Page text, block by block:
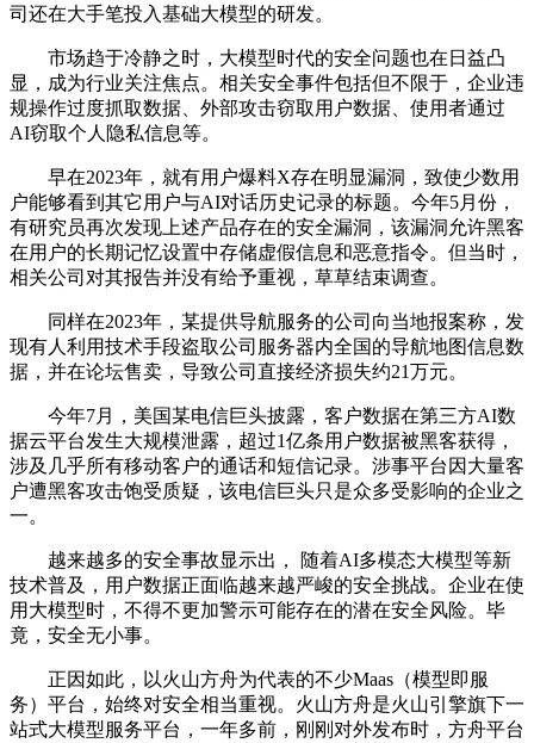
司还在大手笔投入基础大模型的研发。
市场趋于冷静之时，大模型时代的安全问题也在日益凸
显，成为行业关注焦点。相关安全事件包括但不限于，企业违
规操作过度抓取数据、外部攻击窃取用户数据、使用者通过
AI窃取个人隐私信息等。
早在2023年，就有用户爆料X存在明显漏洞，致使少数用
户能够看到其它用户与AI对话历史记录的标题。今年5月份，
有研究员再次发现上述产品存在的安全漏洞，该漏洞允许黑客
在用户的长期记忆设置中存储虚假信息和恶意指令。但当时，
相关公司对其报告并没有给予重视，草草结束调查。
同样在2023年，某提供导航服务的公司向当地报案称，发
现有人利用技术手段盗取公司服务器内全国的导航地图信息数
据，并在论坛售卖，导致公司直接经济损失约21万元。
今年7月，美国某电信巨头披露，客户数据在第三方AI数
据云平台发生大规模泄露，超过1亿条用户数据被黑客获得，
涉及几乎所有移动客户的通话和短信记录。涉事平台因大量客
户遭黑客攻击饱受质疑，该电信巨头只是众多受影响的企业之
一。
越来越多的安全事故显示出， 随着AI多模态大模型等新
技术普及，用户数据正面临越来越严峻的安全挑战。企业在使
用大模型时，不得不更加警示可能存在的潜在安全风险。毕
竟，安全无小事。
正因如此，以火山方舟为代表的不少Maas（模型即服
务）平台，始终对安全相当重视。火山方舟是火山引擎旗下一
站式大模型服务平台，一年多前，刚刚对外发布时，方舟平台